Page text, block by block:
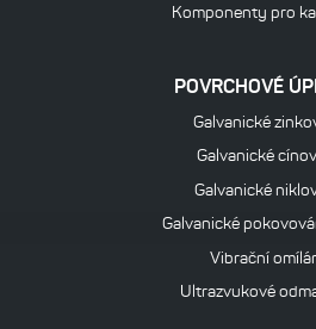
Komponenty pro
POVRCHOVÉ
Galvanické
Galvanické
Galvanické
Galvanické
Vibrační
Ultrazvukové